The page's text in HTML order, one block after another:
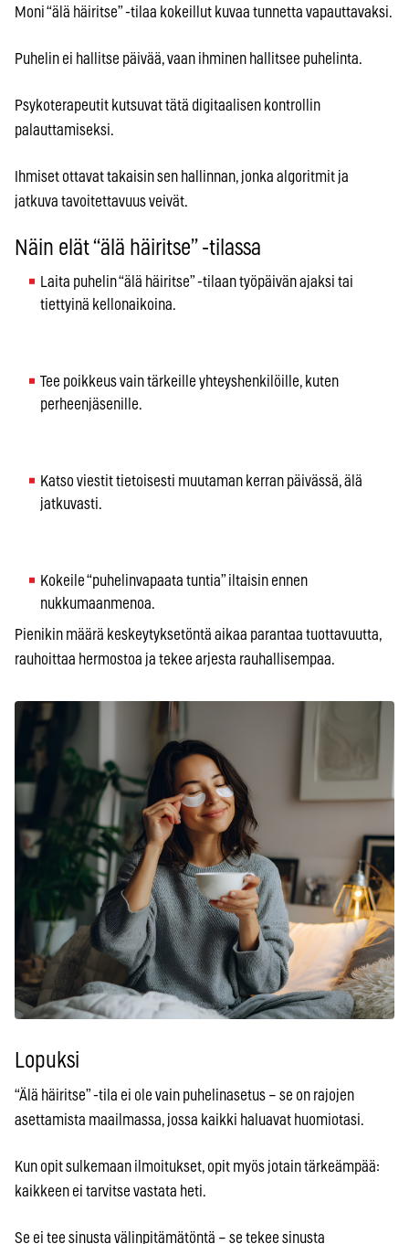
Moni “älä häiritse” -tilaa kokeillut kuvaa tunnetta vapauttavaksi.
Puhelin ei hallitse päivää, vaan ihminen hallitsee puhelinta.
Psykoterapeutit kutsuvat tätä digitaalisen kontrollin
palauttamiseksi.
Ihmiset ottavat takaisin sen hallinnan, jonka algoritmit ja
jatkuva tavoitettavuus veivät.
Näin elät “älä häiritse” -tilassa
Laita puhelin “älä häiritse” -tilaan työpäivän ajaksi tai
tiettyinä kellonaikoina.
Tee poikkeus vain tärkeille yhteyshenkilöille, kuten
perheenjäsenille.
Katso viestit tietoisesti muutaman kerran päivässä, älä
jatkuvasti.
Kokeile “puhelinvapaata tuntia” iltaisin ennen
nukkumaanmenoa.
Pienikin määrä keskeytyksetöntä aikaa parantaa tuottavuutta,
rauhoittaa hermostoa ja tekee arjesta rauhallisempaa.
Lopuksi
“Älä häiritse” -tila ei ole vain puhelinasetus – se on rajojen
asettamista maailmassa, jossa kaikki haluavat huomiotasi.
Kun opit sulkemaan ilmoitukset, opit myös jotain tärkeämpää:
kaikkeen ei tarvitse vastata heti.
Se ei tee sinusta välinpitämätöntä – se tekee sinusta